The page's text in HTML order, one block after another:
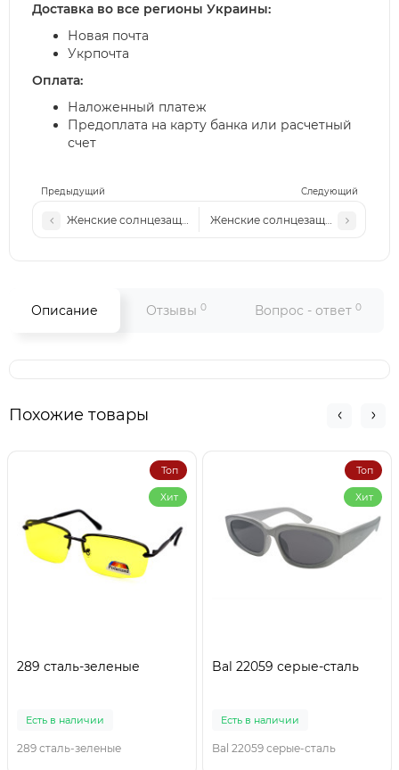
Предыдущий Следующий
Женские солнцезащитные очки MM 58094 бежевые
Женские солнцезащитные очки
Доставка во все регионы Украины:
Новая почта
Укрпочта
Оплата:
Наложенный платеж
Предоплата на карту банка или расчетный
счет
Описание Отзывы 0 Вопрос - ответ 0
Похожие товары
Топ
Хит
289 сталь-зеленые
Есть в наличии
289 сталь-зеленые
Топ
Хит
Bal 22059 серые-сталь
Есть в наличии
Bal 22059 серые-сталь